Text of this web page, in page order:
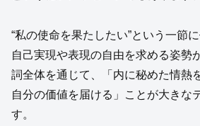
“私の使命を果たしたい”という一節
自己実現や表現の自由を求める姿勢
詞全体を通じて、「内に秘めた情熱
自分の価値を届ける」ことが大きな
す。